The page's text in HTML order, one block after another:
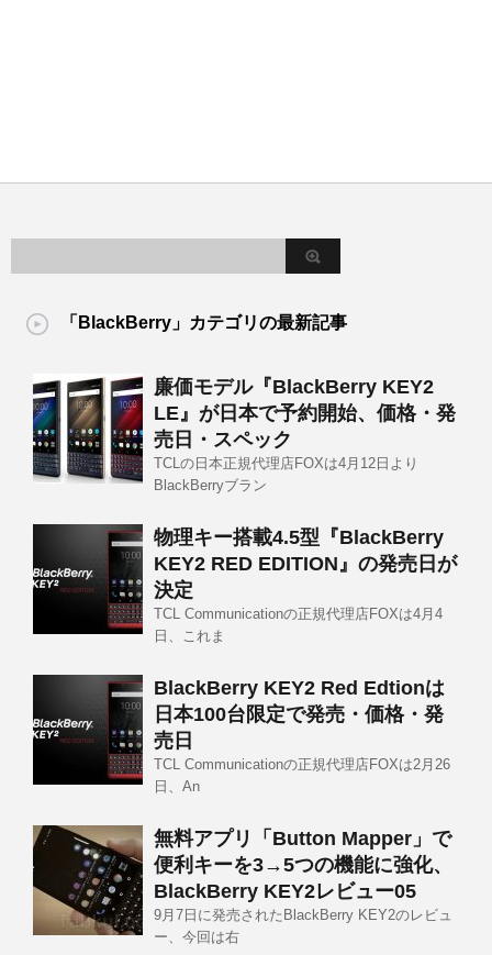
「BlackBerry」カテゴリの最新記事
廉価モデル『BlackBerry KEY2
LE』が日本で予約開始、価格・発
売日・スペック
TCLの日本正規代理店FOXは4月12日より
BlackBerryブラン
物理キー搭載4.5型『BlackBerry
KEY2 RED EDITION』の発売日が
決定
TCL Communicationの正規代理店FOXは4月4
日、これま
BlackBerry KEY2 Red Edtionは
日本100台限定で発売・価格・発
売日
TCL Communicationの正規代理店FOXは2月26
日、An
無料アプリ「Button Mapper」で
便利キーを3→5つの機能に強化、
BlackBerry KEY2レビュー05
9月7日に発売されたBlackBerry KEY2のレビュ
ー、今回は右